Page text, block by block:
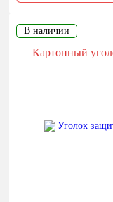
В наличии
Картонный